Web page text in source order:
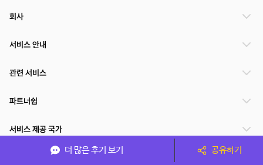
더 많은 후기 보기 공유하기
회사
서비스 안내
관련 서비스
파트너쉽
서비스 제공 국가